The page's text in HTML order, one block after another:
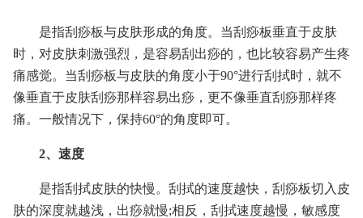
是指刮痧板与皮肤形成的角度。当刮痧板垂直于皮肤
时，对皮肤刺激强烈，是容易刮出痧的，也比较容易产生疼
痛感觉。当刮痧板与皮肤的角度小于90°进行刮拭时，就不
像垂直于皮肤刮痧那样容易出痧，更不像垂直刮痧那样疼
痛。一般情况下，保持60°的角度即可。
2、速度
是指刮拭皮肤的快慢。刮拭的速度越快，刮痧板切入皮
肤的深度就越浅，出痧就慢;相反，刮拭速度越慢，敏感度